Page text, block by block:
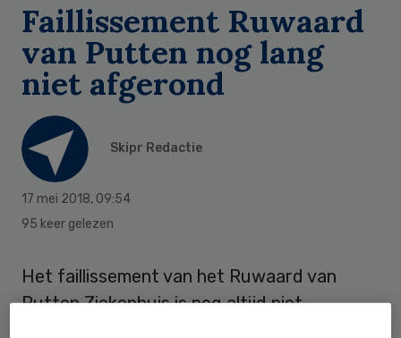
Faillissement Ruwaard
van Putten nog lang
niet afgerond
Skipr Redactie
17 mei 2018, 09:54
95 keer gelezen
Het faillissement van het Ruwaard van
Putten Ziekenhuis is nog altijd niet